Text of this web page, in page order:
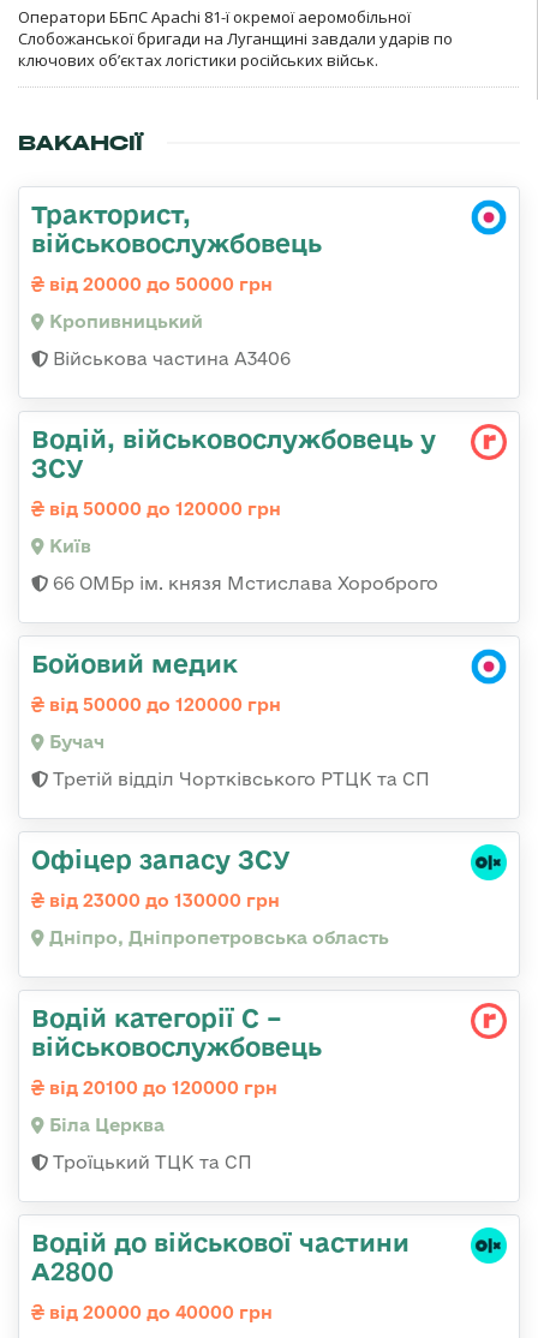
Оператори ББпС Apachi 81-ї окремої аеромобільної
Слобожанської бригади на Луганщині завдали ударів по
ключових об’єктах логістики російських військ.
ВАКАНСІЇ
Тракторист,
військовослужбовець
від 20000 до 50000 грн
Кропивницький
Військова частина А3406
Водій, військовослужбовець у
ЗСУ
від 50000 до 120000 грн
Київ
66 ОМБр ім. князя Мстислава Хороброго
Бойовий медик
від 50000 до 120000 грн
Бучач
Третій відділ Чортківського РТЦК та СП
Офіцер запасу ЗСУ
від 23000 до 130000 грн
Дніпро, Дніпропетровська область
Водій категорії С –
військовослужбовець
від 20100 до 120000 грн
Біла Церква
Троїцький ТЦК та СП
Водій до військової частини
А2800
від 20000 до 40000 грн